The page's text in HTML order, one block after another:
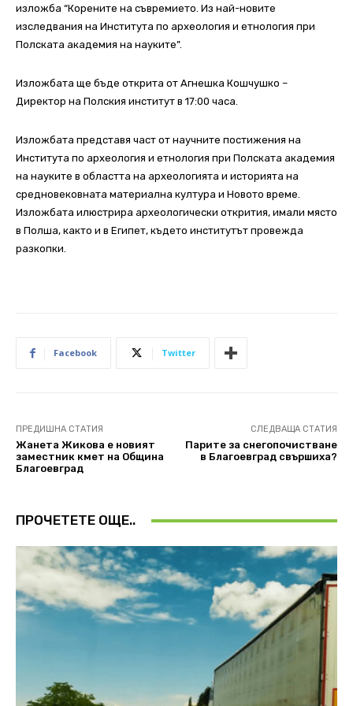
изложба “Корените на съвремието. Из най-новите
изследвания на Института по археология и етнология при
Полската академия на науките”.
Изложбата ще бъде открита от Агнешка Кошчушко –
Директор на Полския институт в 17:00 часа.
Изложбата представя част от научните постижения на
Института по археология и етнология при Полската академия
на науките в областта на археологията и историята на
средновековната материална култура и Новото време.
Изложбата илюстрира археологически открития, имали място
в Полша, както и в Египет, където институтът провежда
разкопки.
Facebook Twitter
ПРЕДИШНА СТАТИЯ
Жанета Жикова е новият
заместник кмет на Oбщина
Благоевград
СЛЕДВАЩА СТАТИЯ
Парите за снегопочистване
в Благоевград свършиха?
ПРОЧЕТЕТЕ ОЩЕ..